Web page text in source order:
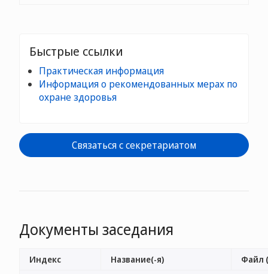
Быстрые ссылки
Практическая информация
Информация о рекомендованных мерах по
охране здоровья
Связаться с секретариатом
Документы заседания
Индекс Название(-я) Файл